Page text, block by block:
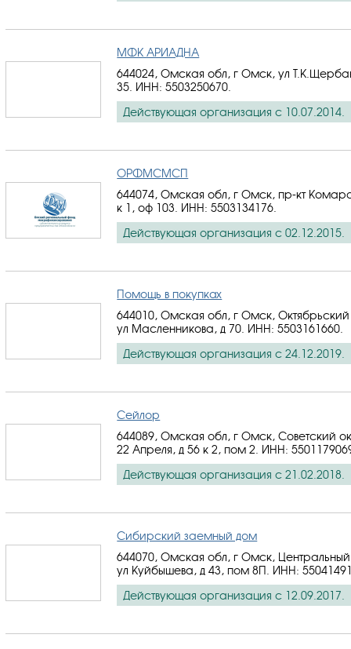
МФК АРИАДНА
644024, Омская обл, г Омск, ул
35. ИНН: 5503250670
Действующая организация с 10.07.2014.
ОРФМСМСП
644074, Омская обл, г Омск, пр-кт
к 1, оф 103. ИНН: 5503134176
Действующая организация с 02.12.2015.
Помощь в покупках
644010, Омская обл, г Омск, Октябрьский
ул Масленникова, д 70. ИНН: 5503161660
Действующая организация с 24.12.2019.
Сейлор
644089, Омская обл, г Омск, Советский
22 Апреля, д 56 к 2, пом 2. ИНН:
Действующая организация с 21.02.2018.
Сибирский заемный дом
644070, Омская обл, г Омск,
ул Куйбышева, д 43, пом 8П. ИНН:
Действующая организация с 12.09.2017.